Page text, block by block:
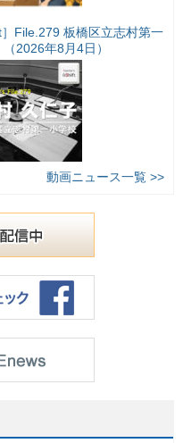
］File.279 板橋区立志村第一
2026年8月4日）
動画ニュース一覧 >>